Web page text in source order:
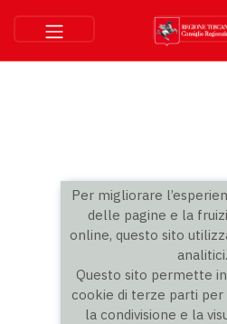
Per migliorare
delle pagine e la
online, questo sito
analitici.
Questo sito permette
cookie di terze parti
la condivisione e la